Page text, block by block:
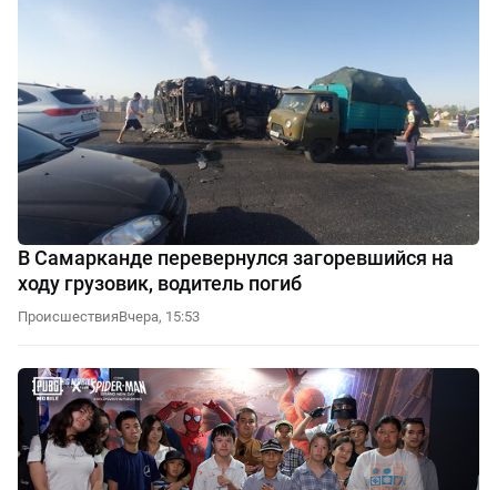
В Самарканде перевернулся загоревшийся на
ходу грузовик, водитель погиб
ПроисшествияВчера, 15:53